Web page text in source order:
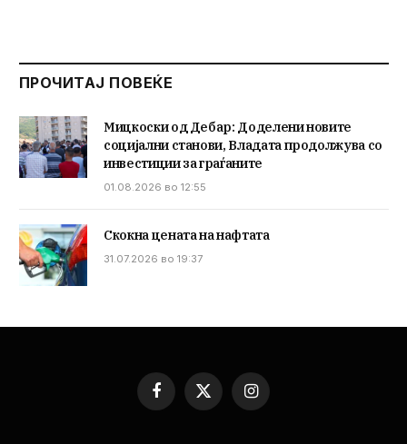
ПРОЧИТАЈ ПОВЕЌЕ
Мицкоски од Дебар: Доделени новите
социјални станови, Владата продолжува со
инвестиции за граѓаните
01.08.2026 во 12:55
Скокна цената на нафтата
31.07.2026 во 19:37
Facebook
X
(Twitter)
Instagram